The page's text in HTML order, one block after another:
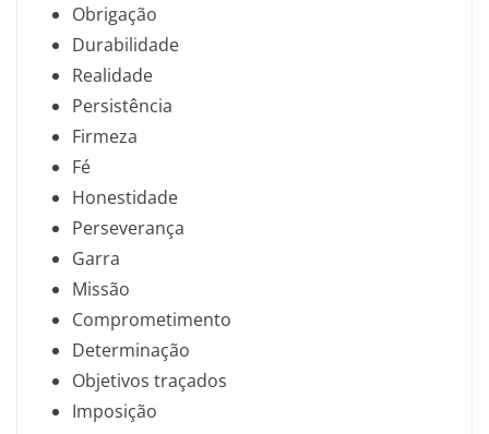
Obrigação
Durabilidade
Realidade
Persistência
Firmeza
Fé
Honestidade
Perseverança
Garra
Missão
Comprometimento
Determinação
Objetivos traçados
Imposição